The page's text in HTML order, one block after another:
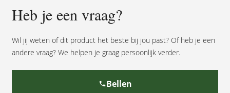
Heb je een vraag?
Wil jij weten of dit product het beste bij jou past? Of heb je een
andere vraag? We helpen je graag persoonlijk verder.
Bellen